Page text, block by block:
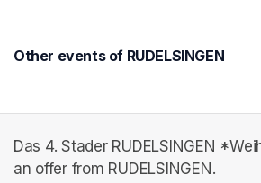
Other events of RUDELSINGEN
Das 4. Stader RUDELSINGEN
an offer from RUDELSINGEN.